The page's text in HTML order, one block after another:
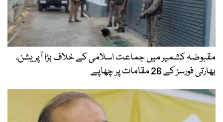
مقبوضہ کشمیر میں جماعت اسلامی کے خلاف بڑا آپریشن،
بھارتی فورسز کے 26 مقامات پر چھاپے